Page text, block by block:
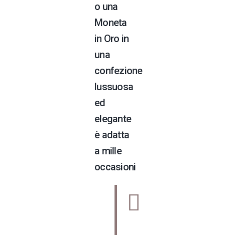
o una
Moneta
in Oro in
una
confezione
lussuosa
ed
elegante
è adatta
a mille
occasioni